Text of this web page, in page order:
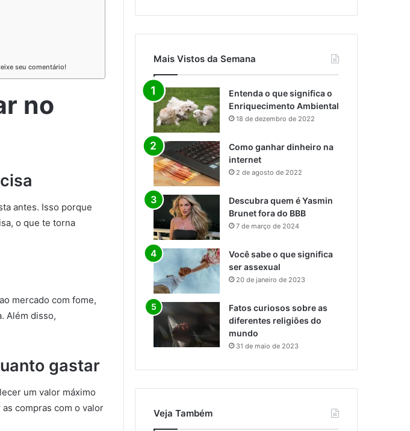
seu comentário!
no
antes. Isso porque
o que te torna
mercado com fome,
Além disso,
gastar
um valor máximo
compras com o valor
Mais Vistos da Semana
Entenda o que significa o
Enriquecimento Ambiental
18 de dezembro de 2022
Como ganhar dinheiro na
internet
2 de agosto de 2022
Descubra quem é Yasmin
Brunet fora do BBB
7 de março de 2024
Você sabe o que significa
ser assexual
20 de janeiro de 2023
Fatos curiosos sobre as
diferentes religiões do
mundo
31 de maio de 2023
Veja Também